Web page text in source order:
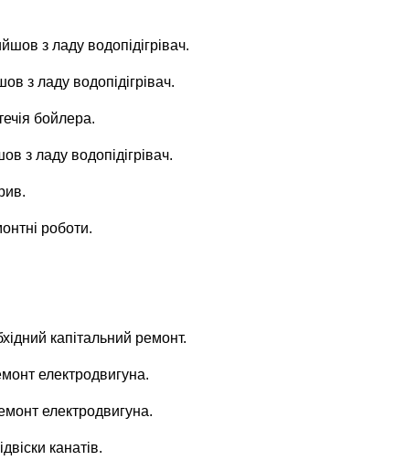
з ладу водопідігрівач.
з ладу водопідігрівач.
бойлера.
з ладу водопідігрівач.
роботи.
капітальний ремонт.
електродвигуна.
електродвигуна.
канатів.